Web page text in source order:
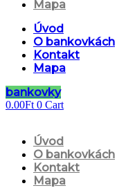
Mapa
Úvod
O bankovkách
Kontakt
Mapa
bankovky
0.00Ft 0 Cart
Úvod
O bankovkách
Kontakt
Mapa